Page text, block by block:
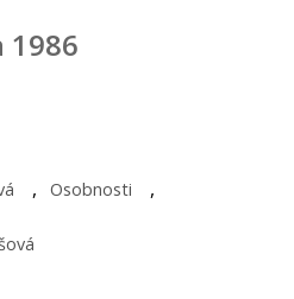
1986
, Osobnosti ,